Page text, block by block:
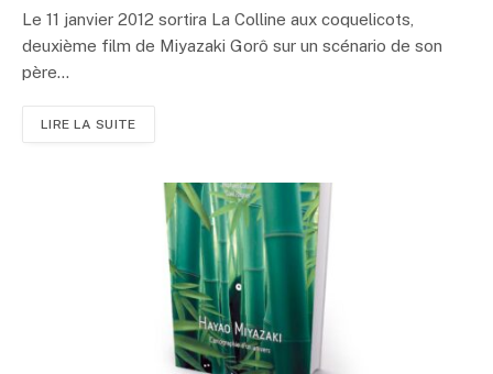
Le 11 janvier 2012 sortira La Colline aux coquelicots,
deuxième film de Miyazaki Gorô sur un scénario de son
père…
LIRE LA SUITE